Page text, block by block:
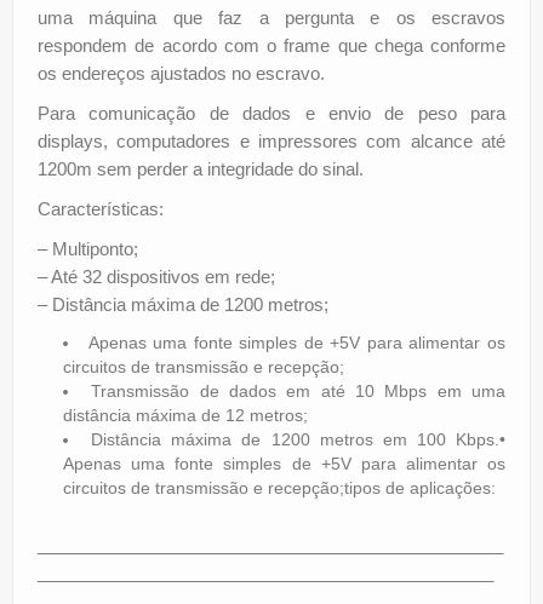
uma máquina que faz a pergunta e os escravos
respondem de acordo com o frame que chega conforme
os endereços ajustados no escravo.
Para comunicação de dados e envio de peso para
displays, computadores e impressores com alcance até
1200m sem perder a integridade do sinal.
Características:
– Multiponto;
– Até 32 dispositivos em rede;
– Distância máxima de 1200 metros;
Apenas uma fonte simples de +5V para alimentar os
circuitos de transmissão e recepção;
Transmissão de dados em até 10 Mbps em uma
distância máxima de 12 metros;
Distância máxima de 1200 metros em 100 Kbps.•
Apenas uma fonte simples de +5V para alimentar os
circuitos de transmissão e recepção;tipos de aplicações: